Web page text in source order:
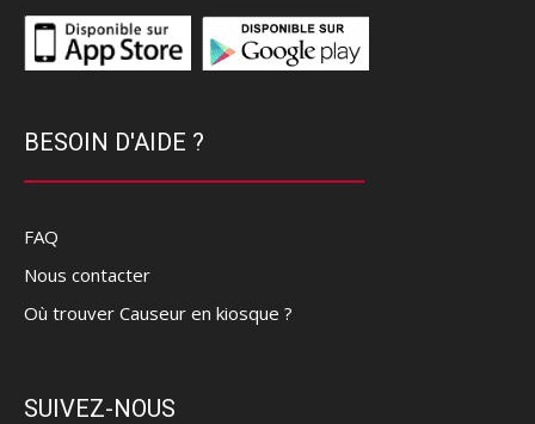
BESOIN D'AIDE ?
FAQ
Nous contacter
Où trouver Causeur en kiosque ?
SUIVEZ-NOUS